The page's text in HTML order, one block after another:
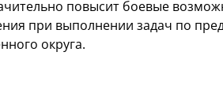
повысит боевые
при выполнении задач по
округа.